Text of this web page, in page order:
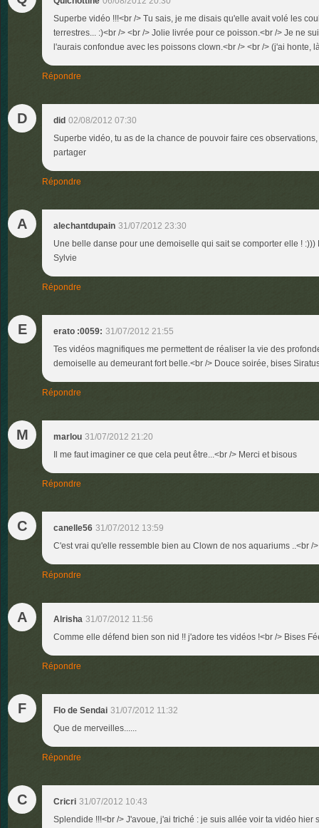
Superbe vidéo !!!<br /> Tu sais, je me disais qu'elle avait volé les
terrestres... :)<br /> <br /> Jolie livrée pour ce poisson.<br /> Je ne
l'aurais confondue avec les poissons clown.<br /> <br /> (j'ai honte,
Répondre
D did 02/08/2012 07:30
Superbe vidéo, tu as de la chance de pouvoir faire ces
partager
Répondre
A alechantdupain 31/07/2012 23:30
Une belle danse pour une demoiselle qui sait se comporter elle !
Sylvie
Répondre
E erato :0059: 31/07/2012 21:55
Tes vidéos magnifiques me permettent de réaliser la vie des
demoiselle au demeurant fort belle.<br /> Douce soirée, bises
Répondre
M marlou 31/07/2012 21:20
Il me faut imaginer ce que cela peut être...<br /> Merci et bisous
Répondre
C canelle56 31/07/2012 13:59
C'est vrai qu'elle ressemble bien au Clown de nos aquariums ..<br /
Répondre
A Alrisha 31/07/2012 11:56
Comme elle défend bien son nid !! j'adore tes vidéos !<br /> Bises
Répondre
F Flo de Sendai 31/07/2012 11:32
Que de merveilles......
Répondre
C Cricri 31/07/2012 10:43
Splendide !!!<br /> J'avoue, j'ai triché : je suis allée voir ta vidéo hier